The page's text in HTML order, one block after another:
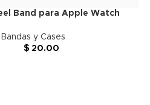
Band para Apple Watch
Bandas y Cases
$ 20.00